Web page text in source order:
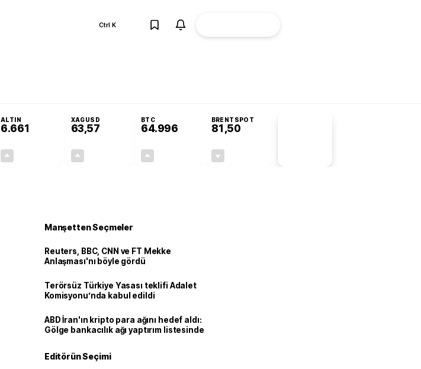
Ctrl K
ALTIN
6.661
XAGUSD
63,57
BTC
64.996
BRENTSPOT
81,50
Manşetten Seçmeler
Reuters, BBC, CNN ve FT Mekke
Anlaşması'nı böyle gördü
Terörsüz Türkiye Yasası teklifi Adalet
Komisyonu’nda kabul edildi
ABD İran'ın kripto para ağını hedef aldı:
Gölge bankacılık ağı yaptırım listesinde
Editörün Seçimi